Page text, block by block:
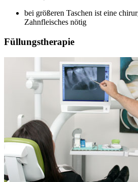
bei größeren Taschen ist eine
Zahnfleisches nötig
Füllungstherapie